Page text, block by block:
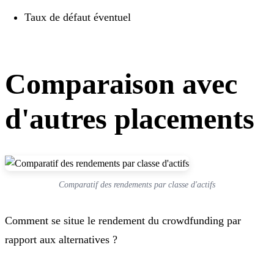
Taux de défaut éventuel
Comparaison avec
d'autres placements
Comparatif des rendements par classe d'actifs
Comment se situe le rendement du crowdfunding par
rapport aux alternatives ?